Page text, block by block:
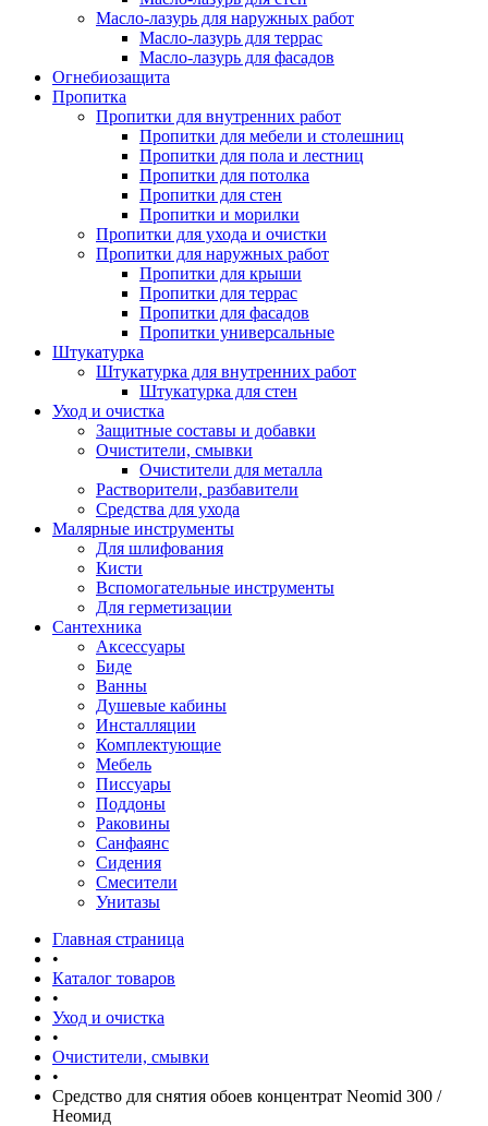
Масло-лазурь для наружных работ
Масло-лазурь для террас
Масло-лазурь для фасадов
Огнебиозащита
Пропитка
Пропитки для внутренних работ
Пропитки для мебели и столешниц
Пропитки для пола и лестниц
Пропитки для потолка
Пропитки для стен
Пропитки и морилки
Пропитки для ухода и очистки
Пропитки для наружных работ
Пропитки для крыши
Пропитки для террас
Пропитки для фасадов
Пропитки универсальные
Штукатурка
Штукатурка для внутренних работ
Штукатурка для стен
Уход и очистка
Защитные составы и добавки
Очистители, смывки
Очистители для металла
Растворители, разбавители
Средства для ухода
Малярные инструменты
Для шлифования
Кисти
Вспомогательные инструменты
Для герметизации
Сантехника
Аксессуары
Биде
Ванны
Душевые кабины
Инсталляции
Комплектующие
Мебель
Писсуары
Поддоны
Раковины
Санфаянс
Сидения
Смесители
Унитазы
Главная страница
•
Каталог товаров
•
Уход и очистка
•
Очистители, смывки
•
Средство для снятия обоев концентрат Neomid 300 /
Неомид